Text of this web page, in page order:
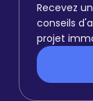
Recevez
conseils
projet